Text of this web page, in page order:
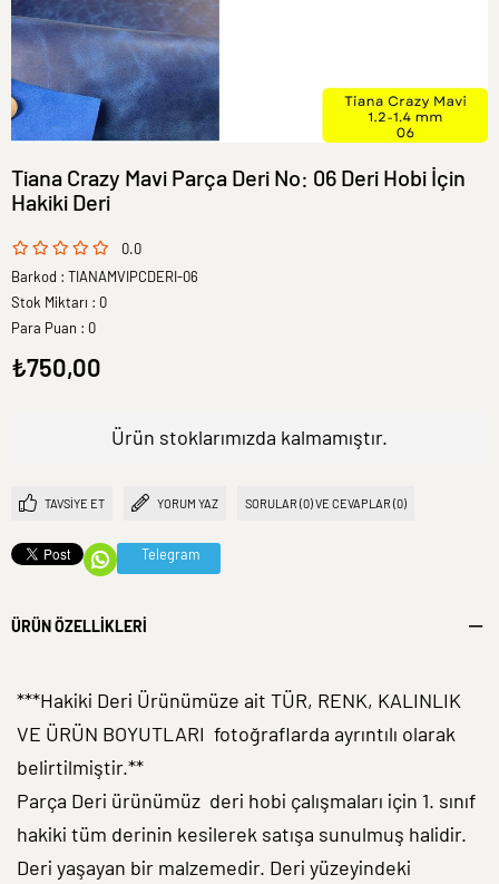
Tiana Crazy Mavi Parça Deri No: 06 Deri Hobi İçin
Hakiki Deri
0.0
Barkod : TIANAMVIPCDERI-06
Stok Miktarı : 0
Para Puan : 0
₺750,00
Ürün stoklarımızda kalmamıştır.
TAVSIYE ET YORUM YAZ SORULAR (0) VE CEVAPLAR (0)
Telegram
ÜRÜN ÖZELLIKLERI
***Hakiki Deri Ürünümüze ait TÜR, RENK, KALINLIK
VE ÜRÜN BOYUTLARI fotoğraflarda ayrıntılı olarak
belirtilmiştir.**
Parça Deri ürünümüz deri hobi çalışmaları için 1. sınıf
hakiki tüm derinin kesilerek satışa sunulmuş halidir.
Deri yaşayan bir malzemedir. Deri yüzeyindeki